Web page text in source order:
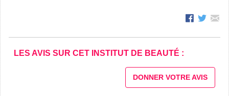
LES AVIS SUR CET INSTITUT DE BEAUTÉ :
DONNER VOTRE AVIS